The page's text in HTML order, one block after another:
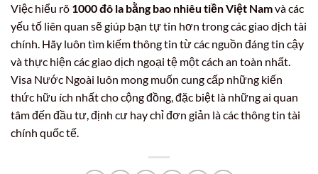
Việc hiểu rõ 1000 đô la bằng bao nhiêu tiền Việt Namvà các
yếu tố liên quan sẽ giúp bạn tự tin hơn trong các giao dịch tài
chính. Hãy luôn tìm kiếm thông tin từ các nguồn đáng tin cậy
và thực hiện các giao dịch ngoại tệ một cách an toàn nhất.
Visa Nước Ngoài luôn mong muốn cung cấp những kiến
thức hữu ích nhất cho cộng đồng, đặc biệt là những ai quan
tâm đến đầu tư, định cư hay chỉ đơn giản là các thông tin tài
chính quốc tế.